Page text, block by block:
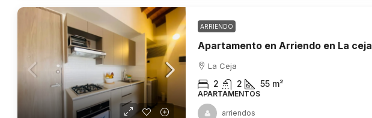
ARRIENDO
Apartamento en Arriendo en La ceja
La Ceja
2 2 55 m²
APARTAMENTOS
arriendos